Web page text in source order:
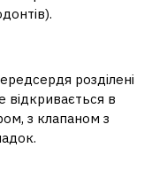
розділені
в
з клапаном з